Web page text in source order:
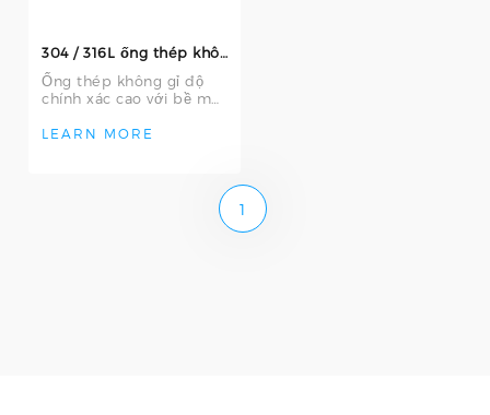
Ống thép không gỉ độ
chính xác cao với bề mặt
khả năng chống ăn mòn
LEARN MORE
1